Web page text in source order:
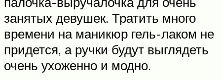
занятых девушек. Тратить много
времени на маникюр гель-лаком не
придется, а ручки будут выглядеть
очень ухоженно и модно.